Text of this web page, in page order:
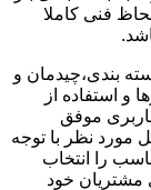
فنی کاملا
بندی،چیدمان و
و استفاده از
موفق
مورد نظر با توجه
را انتخاب
مشتریان خود